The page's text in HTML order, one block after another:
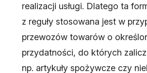
realizacji usługi. Dlatego ta
z reguły stosowana jest w
przewozów towarów o
przydatności, do których
np. artykuły spożywcze czy